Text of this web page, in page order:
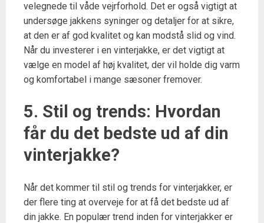
velegnede til våde vejrforhold. Det er også vigtigt at
undersøge jakkens syninger og detaljer for at sikre,
at den er af god kvalitet og kan modstå slid og vind.
Når du investerer i en vinterjakke, er det vigtigt at
vælge en model af høj kvalitet, der vil holde dig varm
og komfortabel i mange sæsoner fremover.
5. Stil og trends: Hvordan
får du det bedste ud af din
vinterjakke?
Når det kommer til stil og trends for vinterjakker, er
der flere ting at overveje for at få det bedste ud af
din jakke. En populær trend inden for vinterjakker er